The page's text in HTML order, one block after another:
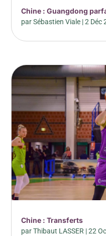
Chine : Guangdong
parSébastien Viale |2 Déc
Chine : Transferts
parThibaut LASSER |22